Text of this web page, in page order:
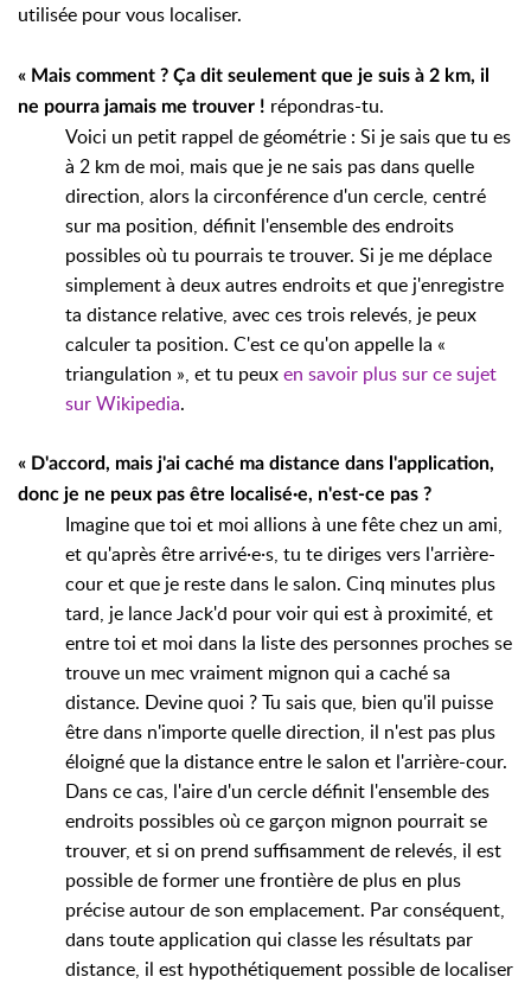
utilisée pour vous localiser.
« Mais comment ? Ça dit seulement que je suis à 2 km, il
ne pourra jamais me trouver ! répondras-tu.
Voici un petit rappel de géométrie : Si je sais que tu es
à 2 km de moi, mais que je ne sais pas dans quelle
direction, alors la circonférence d'un cercle, centré
sur ma position, définit l'ensemble des endroits
possibles où tu pourrais te trouver. Si je me déplace
simplement à deux autres endroits et que j'enregistre
ta distance relative, avec ces trois relevés, je peux
calculer ta position. C'est ce qu'on appelle la «
triangulation », et tu peuxen savoir plus sur ce sujet
sur Wikipedia.
« D'accord, mais j'ai caché ma distance dans l'application,
donc je ne peux pas être localisé·e, n'est-ce pas ?
Imagine que toi et moi allions à une fête chez un ami,
et qu'après être arrivé·e·s, tu te diriges vers l'arrière-
cour et que je reste dans le salon. Cinq minutes plus
tard, je lance Jack'd pour voir qui est à proximité, et
entre toi et moi dans la liste des personnes proches se
trouve un mec vraiment mignon qui a caché sa
distance. Devine quoi ? Tu sais que, bien qu'il puisse
être dans n'importe quelle direction, il n'est pas plus
éloigné que la distance entre le salon et l'arrière-cour.
Dans ce cas, l'aire d'un cercle définit l'ensemble des
endroits possibles où ce garçon mignon pourrait se
trouver, et si on prend suffisamment de relevés, il est
possible de former une frontière de plus en plus
précise autour de son emplacement. Par conséquent,
dans toute application qui classe les résultats par
distance, il est hypothétiquement possible de localiser